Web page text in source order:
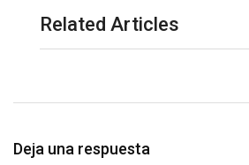
Related Articles
Deja una respuesta